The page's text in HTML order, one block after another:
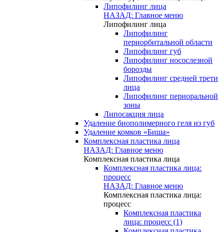
Липофилинг лица
НАЗАД: Главное меню
Липофилинг лица
Липофилинг
периорбитальной области
Липофилинг губ
Липофилинг носослезной
борозды
Липофилинг средней трети
лица
Липофилинг периоральной
зоны
Липосакция лица
Удаление биополимерного геля из губ
Удаление комков «Биша»
Комплексная пластика лица
НАЗАД: Главное меню
Комплексная пластика лица
Комплексная пластика лица:
процесс
НАЗАД: Главное меню
Комплексная пластика лица:
процесс
Комплексная пластика
лица: процесс (1)